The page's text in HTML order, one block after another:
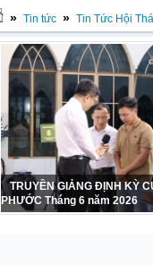
» Tin tức » Tin Tức Hội
CẢM TẠ – SINH NHẬT LẦN
PHỤ NỮ HTTL VĨNH PHƯỚC